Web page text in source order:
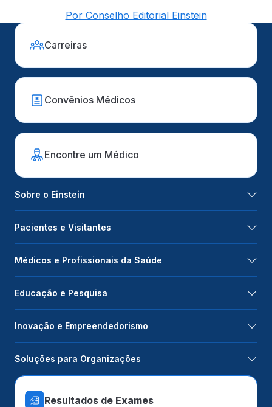
Por Conselho Editorial Einstein
Carreiras
Convênios Médicos
Encontre um Médico
Sobre o Einstein
Pacientes e Visitantes
Médicos e Profissionais da Saúde
Educação e Pesquisa
Inovação e Empreendedorismo
Soluções para Organizações
Resultados de Exames